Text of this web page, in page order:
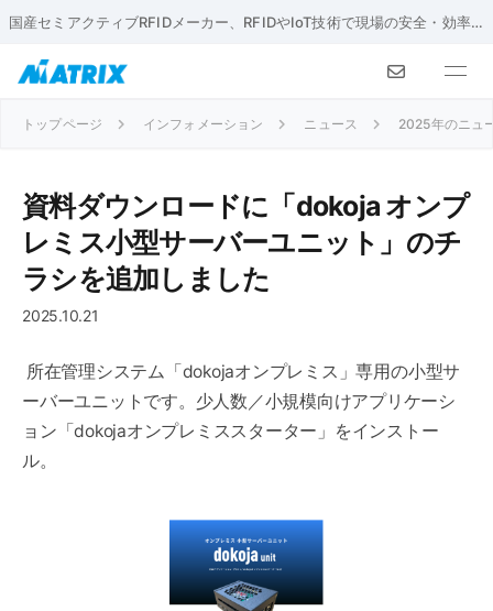
国産セミアクティブRFIDメーカー、RFIDやIoT技術で現場の安全・効率化を実現
トップページ インフォメーション ニュース 2025年のニュ
資料ダウンロードに「dokoja オンプ
レミス小型サーバーユニット」のチ
ラシを追加しました
2025.10.21
所在管理システム「dokojaオンプレミス」専用の小型サ
ーバーユニットです。少人数／小規模向けアプリケーシ
ョン「dokojaオンプレミススターター」をインストー
ル。